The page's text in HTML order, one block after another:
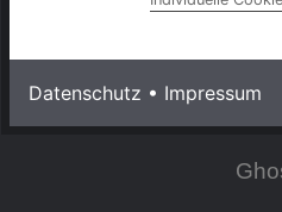
e-bike
Datenschutz • Impressum